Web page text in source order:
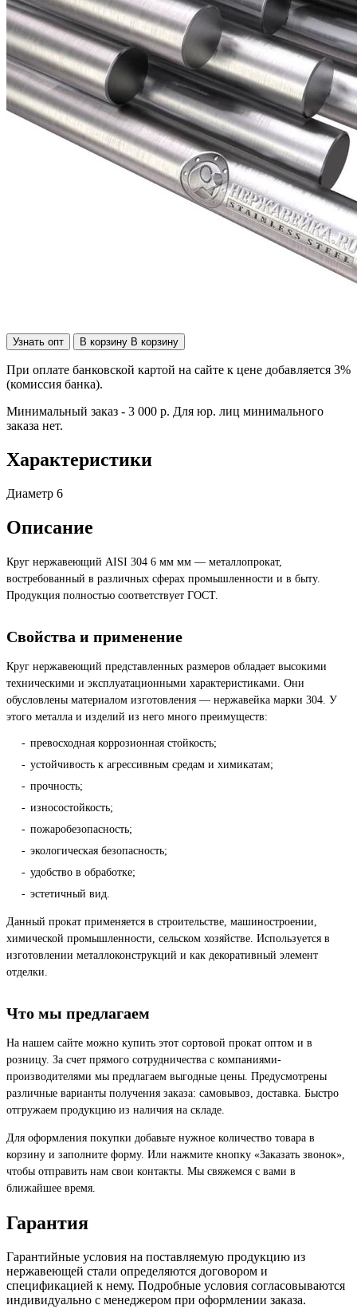
Узнать опт В корзину В корзину
При оплате банковской картой на сайте к цене добавляется 3%
(комиссия банка).
Минимальный заказ - 3 000 р. Для юр. лиц минимального
заказа нет.
Характеристики
Диаметр 6
Описание
Круг нержавеющий AISI 304 6 мм мм — металлопрокат,
востребованный в различных сферах промышленности и в быту.
Продукция полностью соответствует ГОСТ.
Свойства и применение
Круг нержавеющий представленных размеров обладает высокими
техническими и эксплуатационными характеристиками. Они
обусловлены материалом изготовления — нержавейка марки 304. У
этого металла и изделий из него много преимуществ:
превосходная коррозионная стойкость;
устойчивость к агрессивным средам и химикатам;
прочность;
износостойкость;
пожаробезопасность;
экологическая безопасность;
удобство в обработке;
эстетичный вид.
Данный прокат применяется в строительстве, машиностроении,
химической промышленности, сельском хозяйстве. Используется в
изготовлении металлоконструкций и как декоративный элемент
отделки.
Что мы предлагаем
На нашем сайте можно купить этот сортовой прокат оптом и в
розницу. За счет прямого сотрудничества с компаниями-
производителями мы предлагаем выгодные цены. Предусмотрены
различные варианты получения заказа: самовывоз, доставка. Быстро
отгружаем продукцию из наличия на складе.
Для оформления покупки добавьте нужное количество товара в
корзину и заполните форму. Или нажмите кнопку «Заказать звонок»,
чтобы отправить нам свои контакты. Мы свяжемся с вами в
ближайшее время.
Гарантия
Гарантийные условия на поставляемую продукцию из
нержавеющей стали определяются договором и
спецификацией к нему. Подробные условия согласовываются
индивидуально с менеджером при оформлении заказа.